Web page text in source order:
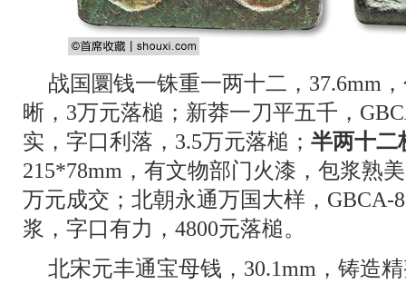
战国圜钱一铢重一两十二，37.6mm
晰，3万元落槌；新莽一刀平五千，
实，字口利落，3.5万元落槌； 半两十二
215*78mm，有文物部门火漆，包浆熟
万元成交；北朝永通万国大样，GBCA-
浆，字口有力，4800元落槌。
北宋元丰通宝母钱，30.1mm，铸造